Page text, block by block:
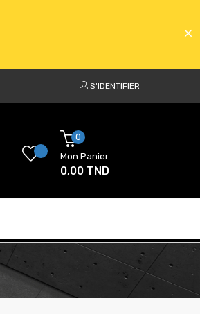
S'IDENTIFIER
0
Mon Panier
0,00 TND